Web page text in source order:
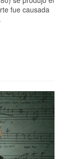
fue causada